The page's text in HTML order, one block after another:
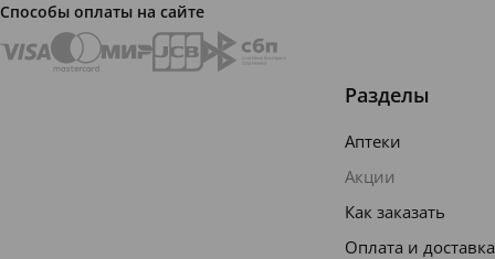
восст
ановл
Способы оплаты на сайте
Разделы
Аптеки
Акции
Как заказать
Оплата и доставка